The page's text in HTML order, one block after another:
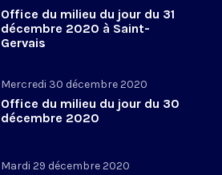
Office du milieu du jour du 31
décembre 2020 à Saint-
Gervais
Mercredi 30 décembre 2020
Office du milieu du jour du 30
décembre 2020
Mardi 29 décembre 2020